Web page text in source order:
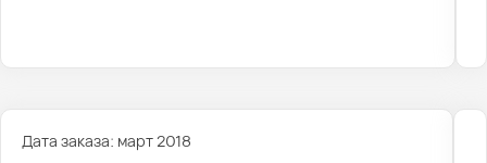
Дата заказа: март 2018